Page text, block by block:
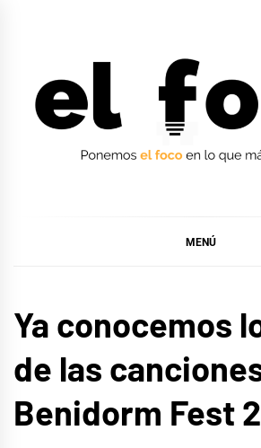
MENÚ
Ya conocemos
de las
Benidorm Fest